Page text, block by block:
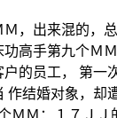
，出来混的，
高手第九个Ｍ
的员工， 第一
结婚对象，却
ＭＭ：１７Ｊ